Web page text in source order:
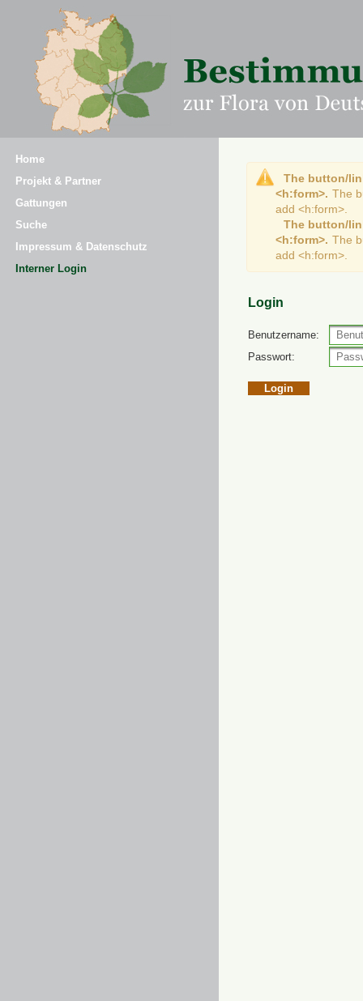
Home
Projekt & Partner
Gattungen
Suche
Impressum & Datenschutz
Interner Login
The button/
<h:form>. The
add <h:form>.
The button/
<h:form>. The
add <h:form>.
Login
Benutzername:
Passwort: